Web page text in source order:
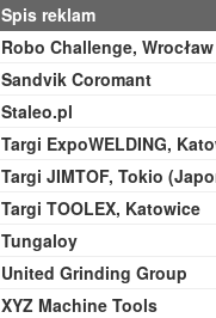
Spis reklam
Robo Challenge, Wrocław
Sandvik Coromant
Staleo.pl
Targi ExpoWELDING,
Targi JIMTOF, Tokio
Targi TOOLEX, Katowice
Tungaloy
United Grinding Group
XYZ Machine Tools